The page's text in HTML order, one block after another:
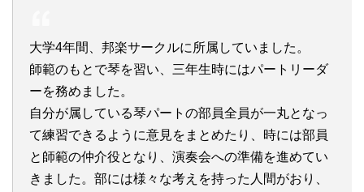
大学4年間、邦楽サークルに所属していました。
師範のもとで琴を習い、三年生時にはパートリーダ
ーを務めました。
自分が属している琴パートの部員全員が一丸となっ
て練習できるように意見をまとめたり、時には部員
と師範の仲介役となり、演奏会への準備を進めてい
きました。部には様々な考えを持った人間がおり、